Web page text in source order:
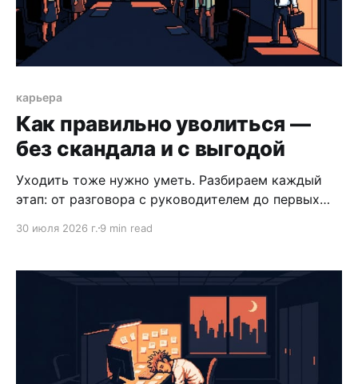
карьера
Как правильно уволиться —
без скандала и с выгодой
Уходить тоже нужно уметь. Разбираем каждый
этап: от разговора с руководителем до первых
зарабатывали годами.
30 июля 2026 г. 9 min read